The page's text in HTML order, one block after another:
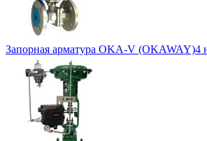
Запорная арматура OKA-V (OKAWAY)4